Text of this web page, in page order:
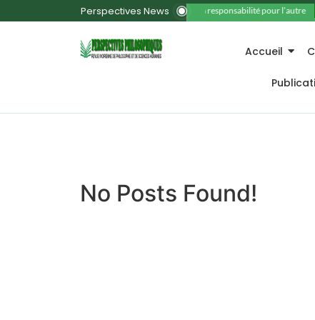
Perspectives News 11. La responsabilité pour l’autre
Accueil
No Posts Found!